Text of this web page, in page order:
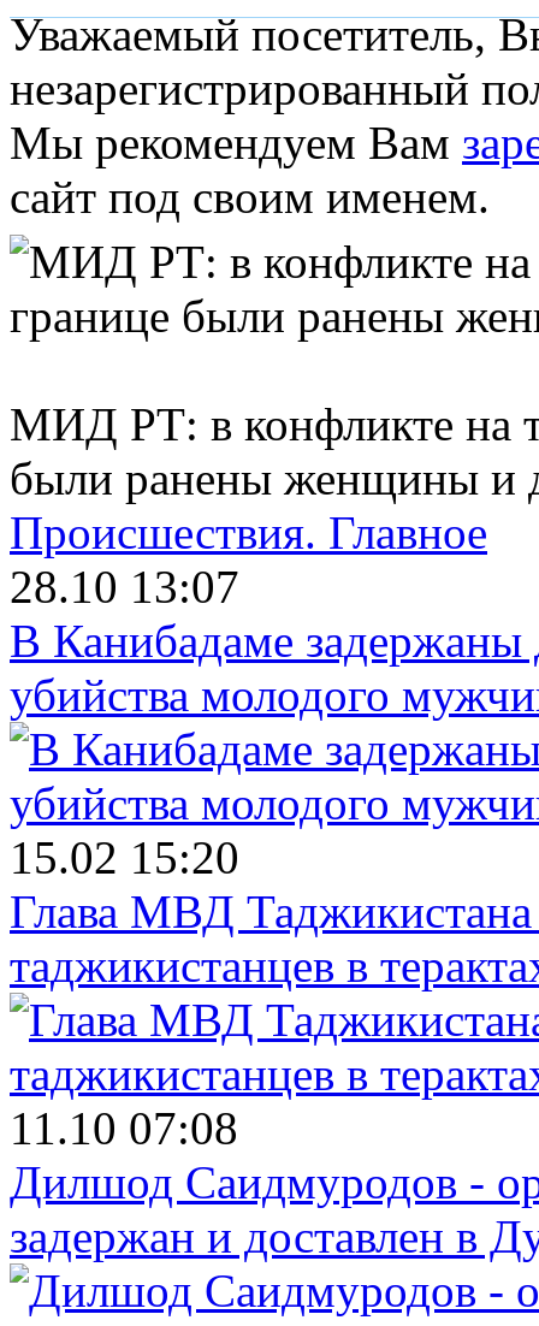
Уважаемый посетитель,
незарегистрированный
Мы рекомендуем Вам
сайт под своим именем.
МИД РТ: в конфликте на
были ранены женщины и
Происшествия. Главное
28.10 13:07
В Канибадаме задержаны
убийства молодого
15.02 15:20
Глава МВД Таджикистана
таджикистанцев в
11.10 07:08
Дилшод Саидмуродов -
задержан и доставлен в